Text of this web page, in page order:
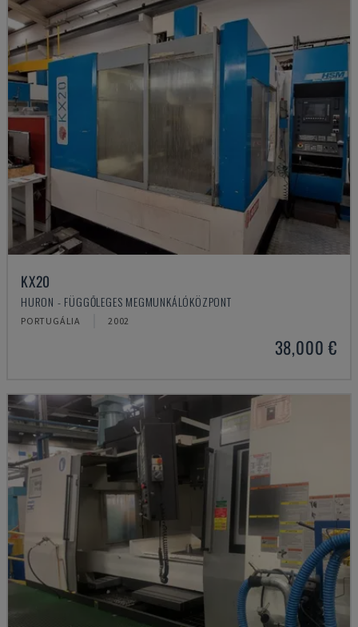
KX20
HURON - FÜGGŐLEGES MEGMUNKÁLÓKÖZPONT
PORTUGÁLIA 2002
38,000 €